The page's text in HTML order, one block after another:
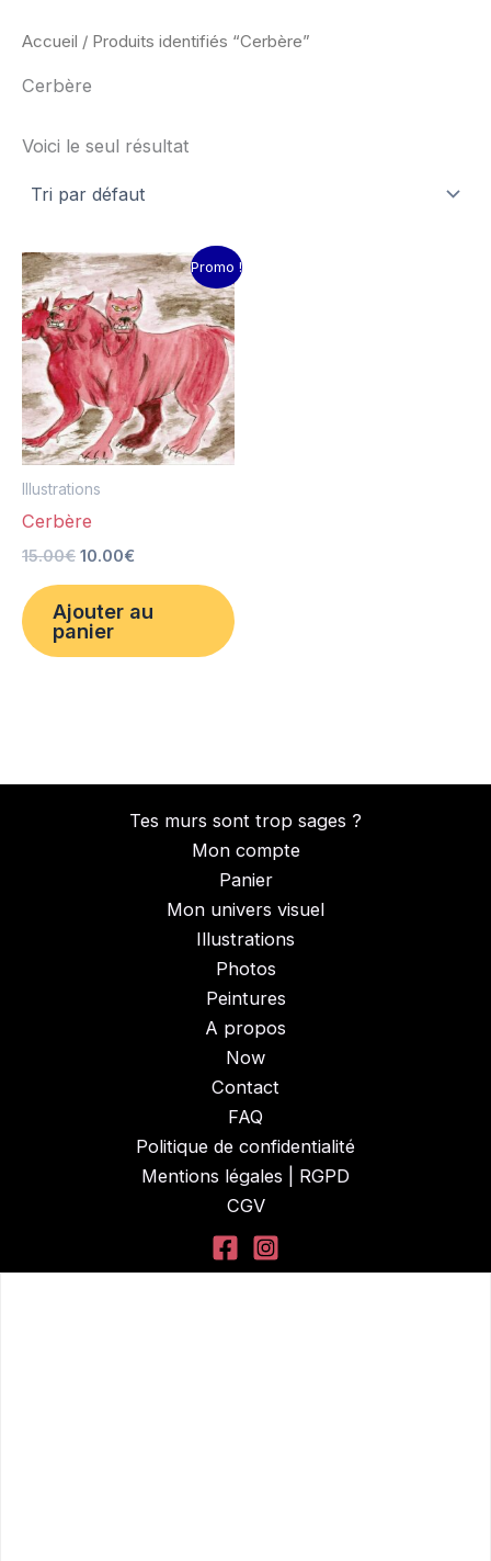
Accueil / Produits identifiés “Cerbère”
Cerbère
Voici le seul résultat
Promo !
Illustrations
Cerbère
15.00€
Le
prix
initial
était :
15.00€.
10.00€
Le
prix
actuel
est :
10.00€.
Ajouter au
panier
Tes murs sont trop sages ?
Mon compte
Panier
Mon univers visuel
Illustrations
Photos
Peintures
A propos
Now
Contact
FAQ
Politique de confidentialité
Mentions légales | RGPD
CGV